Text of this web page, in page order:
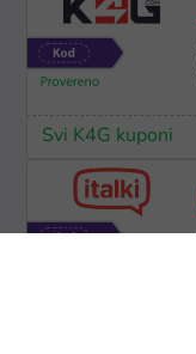
Svi K4G kuponi